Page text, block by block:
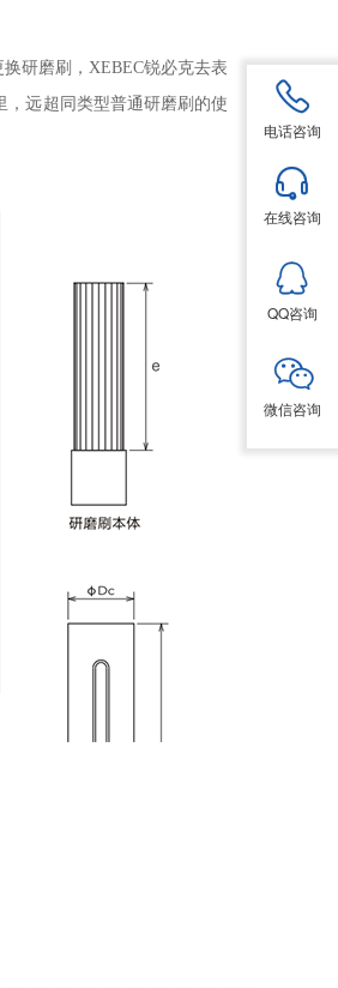
研磨刷，XEBEC锐必克去表
，远超同类型普通研磨刷的使
电话咨询
在线咨询
QQ咨询
微信咨询